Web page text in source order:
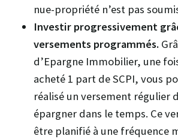
nue-propriété n’est pas
Investir progressivement
versements programmés.
d’Epargne Immobilier, une
acheté 1 part de SCPI, vous
réalisé un versement régulier
épargner dans le temps. Ce
être planifié à une fréquence